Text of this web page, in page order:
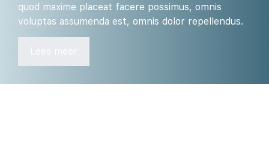
quod maxime placeat facere possimus, omnis
voluptas assumenda est, omnis dolor repellendus.